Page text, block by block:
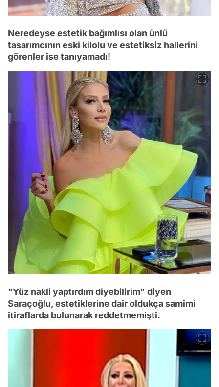
Neredeyse estetik bağımlısı olan ünlü
tasarımcının eski kilolu ve estetiksiz hallerini
görenler ise tanıyamadı!
"Yüz nakli yaptırdım diyebilirim" diyen
Saraçoğlu, estetiklerine dair oldukça samimi
itiraflarda bulunarak reddetmemişti.